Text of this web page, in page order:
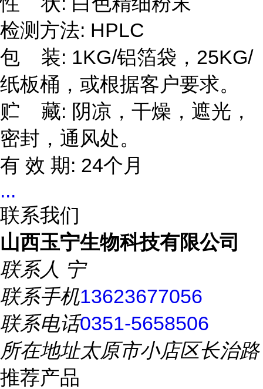
检测方法: HPLC
包 装: 1KG/铝箔袋，25KG/
纸板桶，或根据客户要求。
贮 藏: 阴凉，干燥，遮光，
密封，通风处。
有 效 期: 24个月
...
联系我们
山西玉宁生物科技有限公司
联系人 宁
联系手机13623677056
联系电话0351-5658506
所在地址太原市小店区长治路
推荐产品